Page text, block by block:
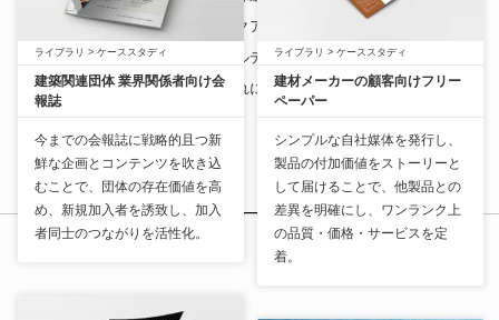
水のチカラで発砲する断熱材「アクアフォーム」は、環境に悪影響を与
えるフロンガスを使わずホルムアルデヒドも発生させないため、地球環
境、住む人、施工する人、それぞれにやさしい断熱材として注目を集め
ています。
ライブラリ > ケーススタディ
建築関連団体 業界関係者向け会
報誌
今までの会報誌に戦略的且つ新
鮮な企画とコンテンツを吹き込
むことで、団体の存在価値を高
め、新規加入者を誘致し、加入
者同士のつながりを活性化。
ライブラリ > ケーススタディ
建材メーカーの顧客向けフリー
ペーパー
シンプルな自社媒体を発行し、
製品の付加価値をストーリーと
して届けることで、他製品との
差異を明確にし、ワンランク上
の品質・価格・サービスを定
着。